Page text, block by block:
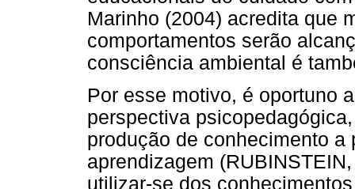
Marinho (2004) acredita que
comportamentos serão
consciência ambiental é
Por esse motivo, é oportuno
perspectiva
produção de conhecimento
aprendizagem
utilizar-se dos